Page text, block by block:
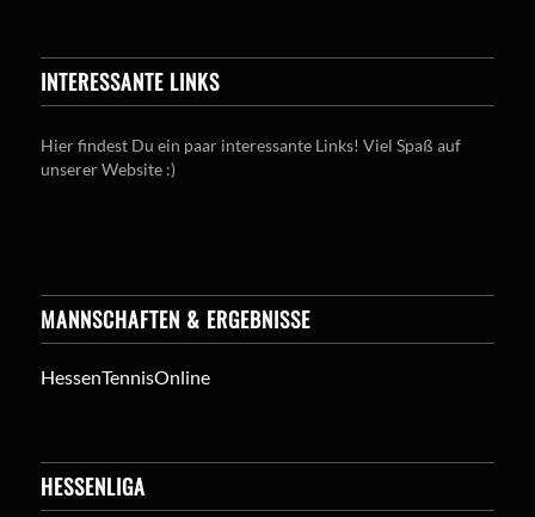
INTERESSANTE LINKS
Hier findest Du ein paar interessante Links! Viel Spaß auf
unserer Website :)
MANNSCHAFTEN & ERGEBNISSE
HessenTennisOnline
HESSENLIGA